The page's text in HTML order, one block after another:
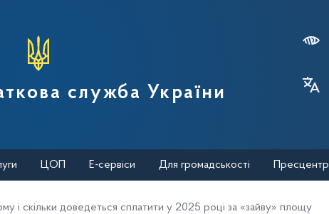
служби України
служба України
ЦОП Е-сервіси Для громадськості Пресцентр
і скільки доведеться сплатити у 2025 році за «зайву» площу